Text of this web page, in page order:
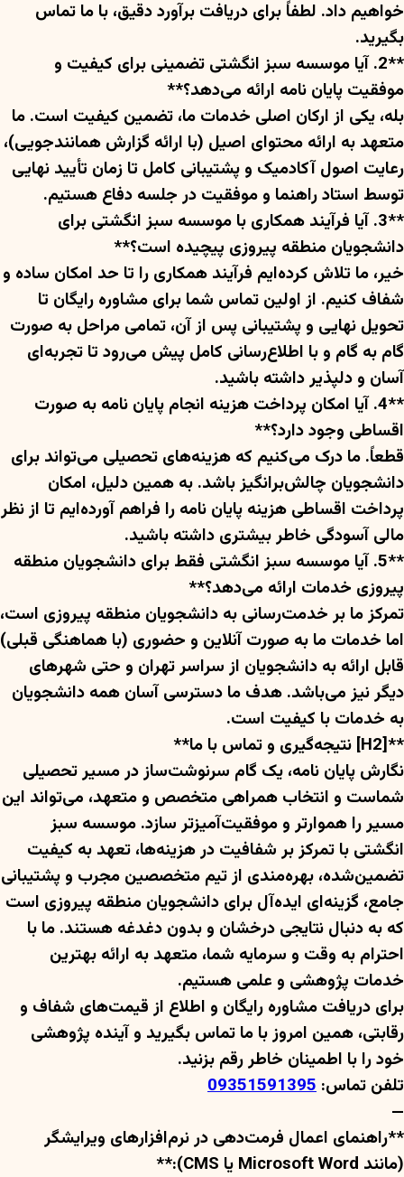
خواهیم داد. لطفاً برای دریافت برآورد دقیق، با ما تماس
بگیرید.
**2. آیا موسسه سبز انگشتی تضمینی برای کیفیت و
موفقیت پایان نامه ارائه می‌دهد؟**
بله، یکی از ارکان اصلی خدمات ما، تضمین کیفیت است. ما
متعهد به ارائه محتوای اصیل (با ارائه گزارش همانندجویی)،
رعایت اصول آکادمیک و پشتیبانی کامل تا زمان تأیید نهایی
توسط استاد راهنما و موفقیت در جلسه دفاع هستیم.
**3. آیا فرآیند همکاری با موسسه سبز انگشتی برای
دانشجویان منطقه پیروزی پیچیده است؟**
خیر، ما تلاش کرده‌ایم فرآیند همکاری را تا حد امکان ساده و
شفاف کنیم. از اولین تماس شما برای مشاوره رایگان تا
تحویل نهایی و پشتیبانی پس از آن، تمامی مراحل به صورت
گام به گام و با اطلاع‌رسانی کامل پیش می‌رود تا تجربه‌ای
آسان و دلپذیر داشته باشید.
**4. آیا امکان پرداخت هزینه انجام پایان نامه به صورت
اقساطی وجود دارد؟**
قطعاً. ما درک می‌کنیم که هزینه‌های تحصیلی می‌تواند برای
دانشجویان چالش‌برانگیز باشد. به همین دلیل، امکان
پرداخت اقساطی هزینه پایان نامه را فراهم آورده‌ایم تا از نظر
مالی آسودگی خاطر بیشتری داشته باشید.
**5. آیا موسسه سبز انگشتی فقط برای دانشجویان منطقه
پیروزی خدمات ارائه می‌دهد؟**
تمرکز ما بر خدمت‌رسانی به دانشجویان منطقه پیروزی است،
اما خدمات ما به صورت آنلاین و حضوری (با هماهنگی قبلی)
قابل ارائه به دانشجویان از سراسر تهران و حتی شهرهای
دیگر نیز می‌باشد. هدف ما دسترسی آسان همه دانشجویان
به خدمات با کیفیت است.
**[H2] نتیجه‌گیری و تماس با ما**
نگارش پایان نامه، یک گام سرنوشت‌ساز در مسیر تحصیلی
شماست و انتخاب همراهی متخصص و متعهد، می‌تواند این
مسیر را هموارتر و موفقیت‌آمیزتر سازد. موسسه سبز
انگشتی با تمرکز بر شفافیت در هزینه‌ها، تعهد به کیفیت
تضمین‌شده، بهره‌مندی از تیم متخصصین مجرب و پشتیبانی
جامع، گزینه‌ای ایده‌آل برای دانشجویان منطقه پیروزی است
که به دنبال نتایجی درخشان و بدون دغدغه هستند. ما با
احترام به وقت و سرمایه شما، متعهد به ارائه بهترین
خدمات پژوهشی و علمی هستیم.
برای دریافت مشاوره رایگان و اطلاع از قیمت‌های شفاف و
رقابتی، همین امروز با ما تماس بگیرید و آینده پژوهشی
خود را با اطمینان خاطر رقم بزنید.
تلفن تماس: 09351591395
—
**راهنمای اعمال فرمت‌دهی در نرم‌افزارهای ویرایشگر
(مانند Microsoft Word یا CMS):**